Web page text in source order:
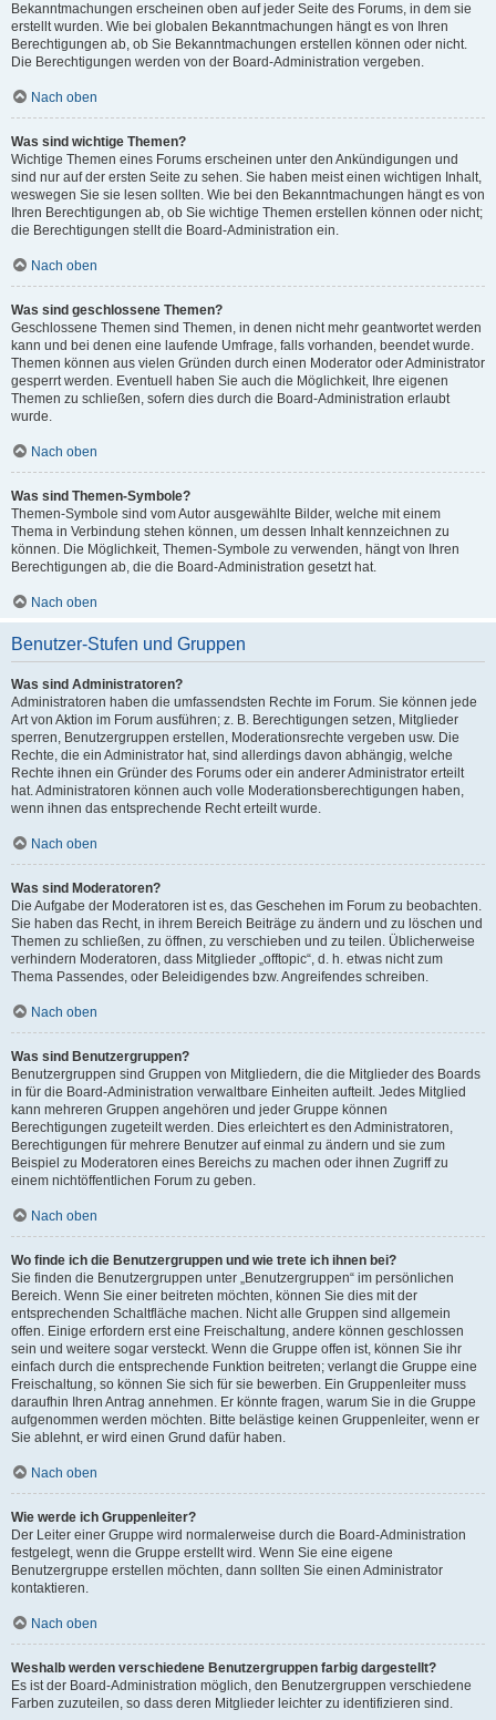
Bekanntmachungen erscheinen oben auf jeder Seite des Forums, in dem sie
erstellt wurden. Wie bei globalen Bekanntmachungen hängt es von Ihren
Berechtigungen ab, ob Sie Bekanntmachungen erstellen können oder nicht.
Die Berechtigungen werden von der Board-Administration vergeben.
Nach oben
Was sind wichtige Themen?
Wichtige Themen eines Forums erscheinen unter den Ankündigungen und
sind nur auf der ersten Seite zu sehen. Sie haben meist einen wichtigen Inhalt,
weswegen Sie sie lesen sollten. Wie bei den Bekanntmachungen hängt es von
Ihren Berechtigungen ab, ob Sie wichtige Themen erstellen können oder nicht;
die Berechtigungen stellt die Board-Administration ein.
Nach oben
Was sind geschlossene Themen?
Geschlossene Themen sind Themen, in denen nicht mehr geantwortet werden
kann und bei denen eine laufende Umfrage, falls vorhanden, beendet wurde.
Themen können aus vielen Gründen durch einen Moderator oder Administrator
gesperrt werden. Eventuell haben Sie auch die Möglichkeit, Ihre eigenen
Themen zu schließen, sofern dies durch die Board-Administration erlaubt
wurde.
Nach oben
Was sind Themen-Symbole?
Themen-Symbole sind vom Autor ausgewählte Bilder, welche mit einem
Thema in Verbindung stehen können, um dessen Inhalt kennzeichnen zu
können. Die Möglichkeit, Themen-Symbole zu verwenden, hängt von Ihren
Berechtigungen ab, die die Board-Administration gesetzt hat.
Nach oben
Benutzer-Stufen und Gruppen
Was sind Administratoren?
Administratoren haben die umfassendsten Rechte im Forum. Sie können jede
Art von Aktion im Forum ausführen; z. B. Berechtigungen setzen, Mitglieder
sperren, Benutzergruppen erstellen, Moderationsrechte vergeben usw. Die
Rechte, die ein Administrator hat, sind allerdings davon abhängig, welche
Rechte ihnen ein Gründer des Forums oder ein anderer Administrator erteilt
hat. Administratoren können auch volle Moderationsberechtigungen haben,
wenn ihnen das entsprechende Recht erteilt wurde.
Nach oben
Was sind Moderatoren?
Die Aufgabe der Moderatoren ist es, das Geschehen im Forum zu beobachten.
Sie haben das Recht, in ihrem Bereich Beiträge zu ändern und zu löschen und
Themen zu schließen, zu öffnen, zu verschieben und zu teilen. Üblicherweise
verhindern Moderatoren, dass Mitglieder „offtopic“, d. h. etwas nicht zum
Thema Passendes, oder Beleidigendes bzw. Angreifendes schreiben.
Nach oben
Was sind Benutzergruppen?
Benutzergruppen sind Gruppen von Mitgliedern, die die Mitglieder des Boards
in für die Board-Administration verwaltbare Einheiten aufteilt. Jedes Mitglied
kann mehreren Gruppen angehören und jeder Gruppe können
Berechtigungen zugeteilt werden. Dies erleichtert es den Administratoren,
Berechtigungen für mehrere Benutzer auf einmal zu ändern und sie zum
Beispiel zu Moderatoren eines Bereichs zu machen oder ihnen Zugriff zu
einem nichtöffentlichen Forum zu geben.
Nach oben
Wo finde ich die Benutzergruppen und wie trete ich ihnen bei?
Sie finden die Benutzergruppen unter „Benutzergruppen“ im persönlichen
Bereich. Wenn Sie einer beitreten möchten, können Sie dies mit der
entsprechenden Schaltfläche machen. Nicht alle Gruppen sind allgemein
offen. Einige erfordern erst eine Freischaltung, andere können geschlossen
sein und weitere sogar versteckt. Wenn die Gruppe offen ist, können Sie ihr
einfach durch die entsprechende Funktion beitreten; verlangt die Gruppe eine
Freischaltung, so können Sie sich für sie bewerben. Ein Gruppenleiter muss
daraufhin Ihren Antrag annehmen. Er könnte fragen, warum Sie in die Gruppe
aufgenommen werden möchten. Bitte belästige keinen Gruppenleiter, wenn er
Sie ablehnt, er wird einen Grund dafür haben.
Nach oben
Wie werde ich Gruppenleiter?
Der Leiter einer Gruppe wird normalerweise durch die Board-Administration
festgelegt, wenn die Gruppe erstellt wird. Wenn Sie eine eigene
Benutzergruppe erstellen möchten, dann sollten Sie einen Administrator
kontaktieren.
Nach oben
Weshalb werden verschiedene Benutzergruppen farbig dargestellt?
Es ist der Board-Administration möglich, den Benutzergruppen verschiedene
Farben zuzuteilen, so dass deren Mitglieder leichter zu identifizieren sind.